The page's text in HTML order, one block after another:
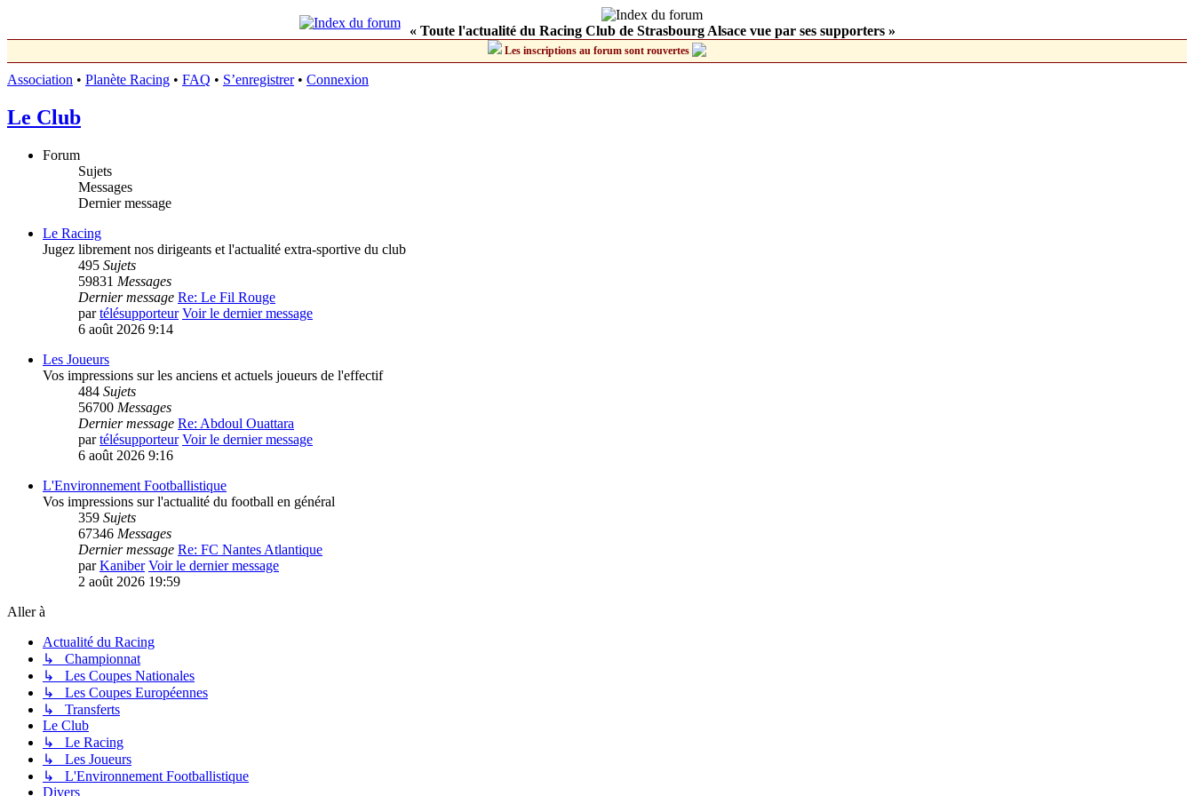
« Toute l'actualité du Racing Club de Strasbourg Alsace vue par ses supporters »
Les inscriptions au forum sont rouvertes
Association • Planète Racing • FAQ • S’enregistrer• Connexion
Le Club
Forum
Sujets
Messages
Dernier message
Le Racing
Jugez librement nos dirigeants et l'actualité extra-sportive du club
495 Sujets
59831 Messages
Dernier message Re: Le Fil Rouge
partélésupporteur Voir le dernier message
6 août 2026 9:14
Les Joueurs
Vos impressions sur les anciens et actuels joueurs de l'effectif
484 Sujets
56700 Messages
Dernier message Re: Abdoul Ouattara
partélésupporteur Voir le dernier message
6 août 2026 9:16
L'Environnement Footballistique
Vos impressions sur l'actualité du football en général
359 Sujets
67346 Messages
Dernier message Re: FC Nantes Atlantique
parKaniber Voir le dernier message
2 août 2026 19:59
Aller à
Actualité du Racing
↳ Championnat
↳ Les Coupes Nationales
↳ Les Coupes Européennes
↳ Transferts
Le Club
↳ Le Racing
↳ Les Joueurs
↳ L'Environnement Footballistique
Divers